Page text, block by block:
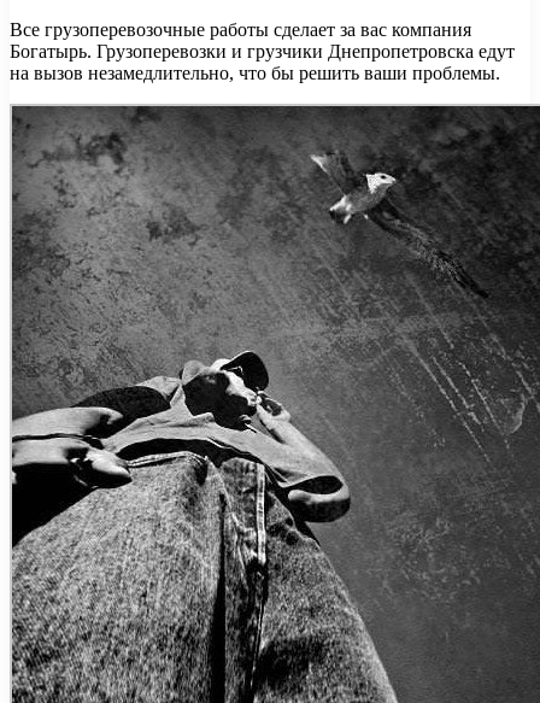
Все грузоперевозочные работы сделает за вас компания
Богатырь. Грузоперевозки и грузчики Днепропетровска едут
на вызов незамедлительно, что бы решить ваши проблемы.